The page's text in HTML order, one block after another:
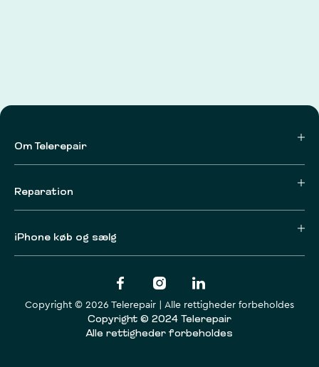
Om Telerepair
Reparation
iPhone køb og sælg
Copyright © 2026 Telerepair | Alle rettigheder forbeholdes
Copyright © 2024 Telerepair
Alle rettigheder forbeholdes